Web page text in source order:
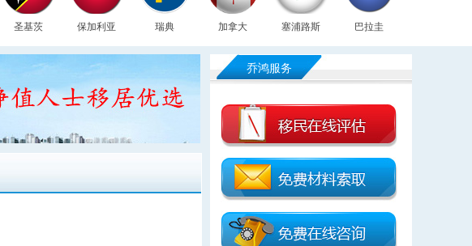
圣基茨 保加利亚 瑞典 加拿大 塞浦路斯 巴拉圭
乔鸿服务